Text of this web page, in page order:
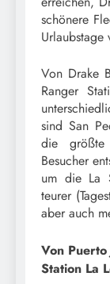
schönere
Urlaubstage
Von Drake
Ranger
sind San
die größte
Besucher
um die La
teurer
aber auch
Von
Station La